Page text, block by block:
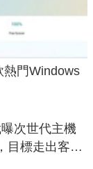
熱門Windows
次世代主機
目標走出客